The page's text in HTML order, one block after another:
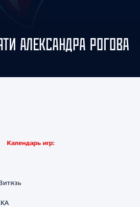
АЛЕКСАНДРА РОГОВА
Календарь игр: